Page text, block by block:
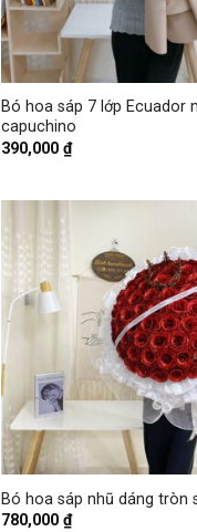
Bó hoa sáp 7 lớp Ecuador
capuchino
390,000₫
+
Bó hoa sáp nhũ dáng tròn
780,000₫